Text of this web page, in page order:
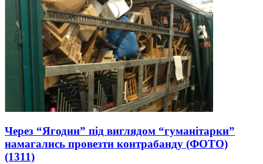
Через “Ягодин” під виглядом “гуманітарки”
намагались провезти контрабанду (ФОТО)
(1311)